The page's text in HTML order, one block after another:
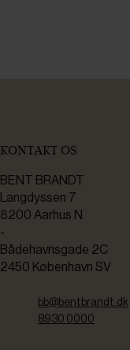
KONTAKT OS
BENT BRANDT
Langdyssen 7
8200 Aarhus N
-
Bådehavnsgade 2C
2450 København SV
bb@bentbrandt.dk
8930 0000